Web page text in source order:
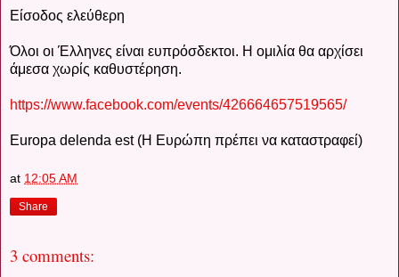
Είσοδος ελεύθερη
Όλοι οι Έλληνες είναι ευπρόσδεκτοι. Η ομιλία θα αρχίσει
άμεσα χωρίς καθυστέρηση.
https://www.facebook.com/events/426664657519565/
Europa delenda est (Η Ευρώπη πρέπει να καταστραφεί)
at 12:05 AM
Share
3 comments: